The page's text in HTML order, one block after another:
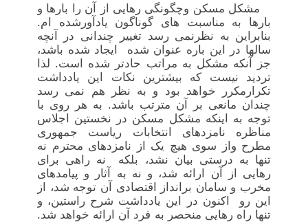
مشکل مسکن وچگونگی رهایی از آن را بارها و
بارها به مناسبت های گوناگون یادآورشده ام.
بنابراین به نظرنمی رسد تغییر چندانی در آنچه
سالها در این باره عنوان شده ایجاد شده باشد،
جز آنکه مشکل به مراتب حادتر شده است. لذا
تردید نیست که بیشترین نکات این یادداشت
تکرارمکرر خواهد بود و به نظر هم نمی رسد
چندان مانعی بر آن مترتب باشد. به هر روی با
توجه به اینکه مشکل مسکن در نخستین اجلاس
مناظره نامزدهای انتخابات ریاست جمهوری
مطرح واز سوی هیچ یک از نامزدهای محترم نه
تنها به درستی بیان نشد، بلکه نه راهی برای
رهایی از آن ارائه شد، و نه به آثار و پیامدهای
مخرب و سامان برانداز اقتصادی آن توجه شد، از
این رو اکنون در این یادداشت شرح راستین، و
تنها راه رهایی منحصر به فرد آن ارائه خواهد شد.